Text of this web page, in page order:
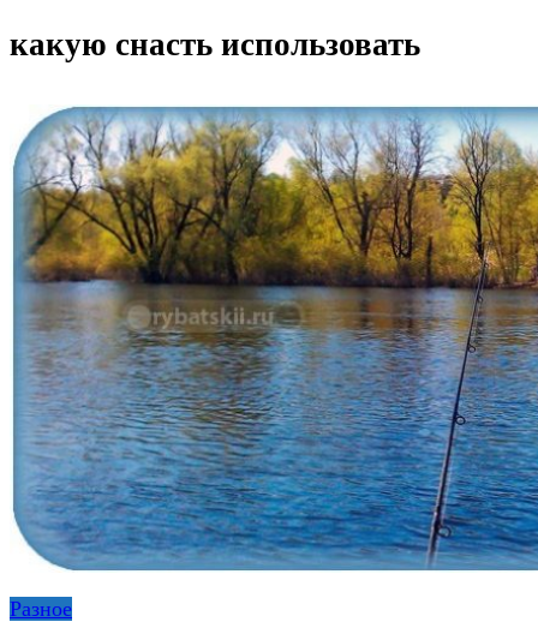
какую снасть использовать
Разное